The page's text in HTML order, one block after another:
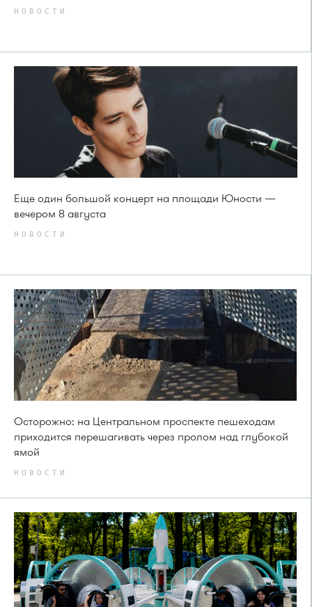
НОВОСТИ
Еще один большой концерт на площади Юности —
вечером 8 августа
НОВОСТИ
Осторожно: на Центральном проспекте пешеходам
приходится перешагивать через пролом над глубокой
ямой
НОВОСТИ